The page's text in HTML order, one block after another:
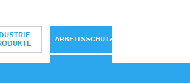
ARBEITSSCHUTZ